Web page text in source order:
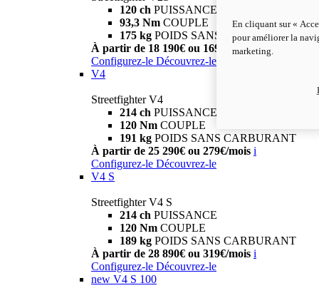
120 ch PUISSANCE
93,3 Nm COUPLE
175 kg POIDS SANS CARBURANT
À partir de 18 190€ ou 169€/mois i
Configurez-le Découvrez-le
V4
Streetfighter V4
214 ch PUISSANCE
120 Nm COUPLE
191 kg POIDS SANS CARBURANT
À partir de 25 290€ ou 279€/mois i
Configurez-le Découvrez-le
V4 S
Streetfighter V4 S
214 ch PUISSANCE
120 Nm COUPLE
189 kg POIDS SANS CARBURANT
À partir de 28 890€ ou 319€/mois i
Configurez-le Découvrez-le
new V4 S 100
En cliquant sur «
pour améliorer la
marketing.